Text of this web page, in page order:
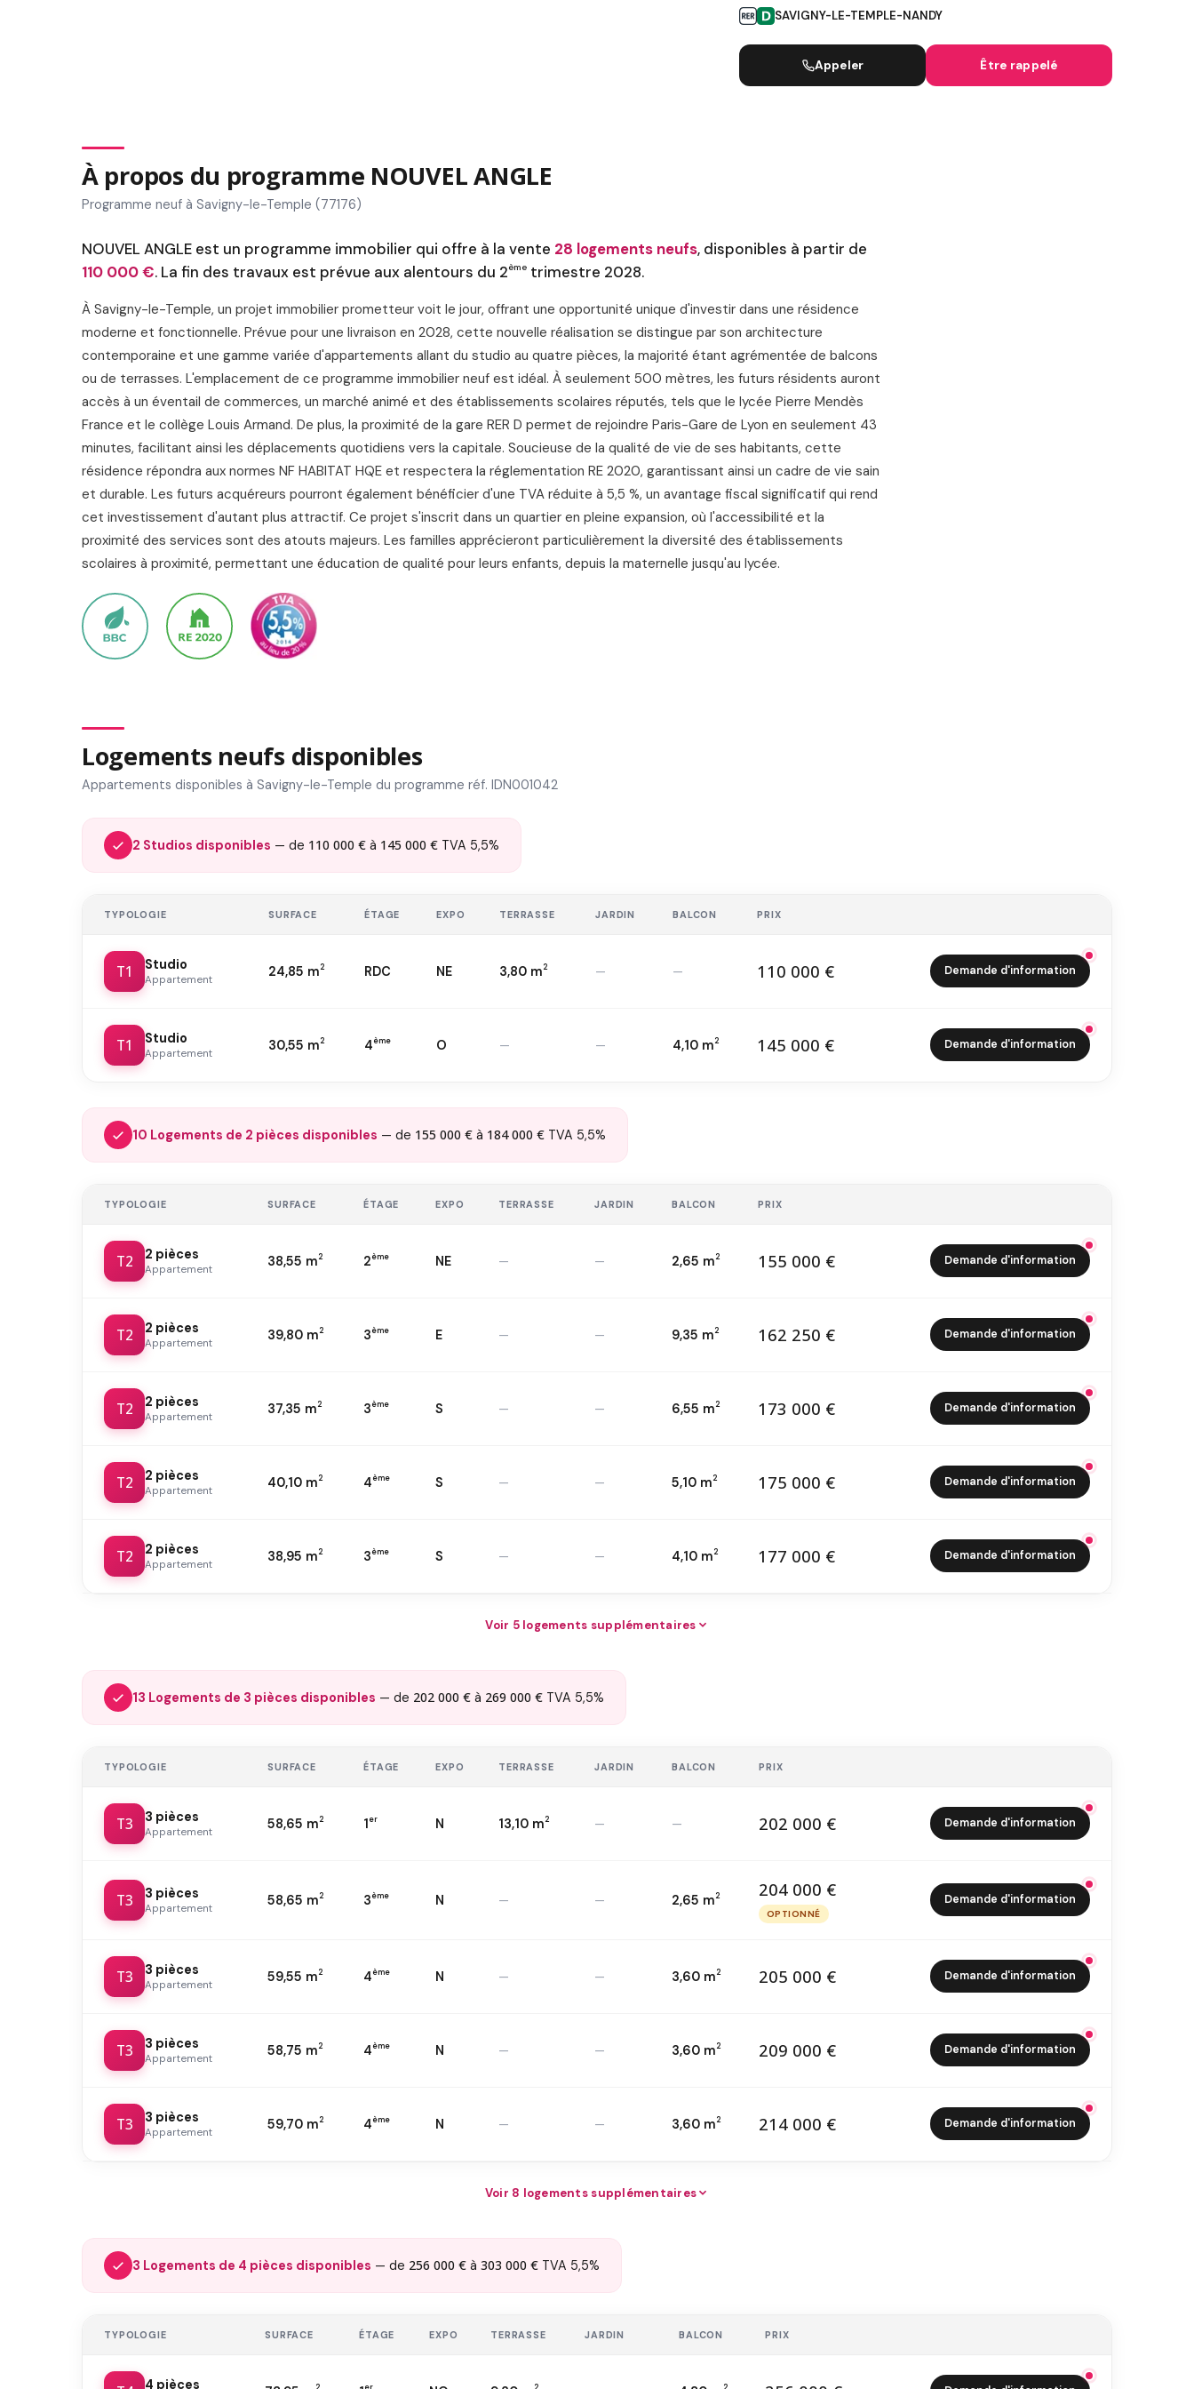
SAVIGNY-LE-TEMPLE-NANDY
Appeler Être rappelé
À propos du programme NOUVEL ANGLE
Programme neuf à Savigny-le-Temple (77176)
NOUVEL ANGLE est un programme immobilier qui offre à la vente 28 logements neufs, disponibles à partir de
110 000 €. La fin des travaux est prévue aux alentours du 2ème trimestre 2028.
À Savigny-le-Temple, un projet immobilier prometteur voit le jour, offrant une opportunité unique d'investir dans une résidence
moderne et fonctionnelle. Prévue pour une livraison en 2028, cette nouvelle réalisation se distingue par son architecture
contemporaine et une gamme variée d'appartements allant du studio au quatre pièces, la majorité étant agrémentée de balcons
ou de terrasses. L'emplacement de ce programme immobilier neuf est idéal. À seulement 500 mètres, les futurs résidents auront
accès à un éventail de commerces, un marché animé et des établissements scolaires réputés, tels que le lycée Pierre Mendès
France et le collège Louis Armand. De plus, la proximité de la gare RER D permet de rejoindre Paris-Gare de Lyon en seulement 43
minutes, facilitant ainsi les déplacements quotidiens vers la capitale. Soucieuse de la qualité de vie de ses habitants, cette
résidence répondra aux normes NF HABITAT HQE et respectera la réglementation RE 2020, garantissant ainsi un cadre de vie sain
et durable. Les futurs acquéreurs pourront également bénéficier d'une TVA réduite à 5,5 %, un avantage fiscal significatif qui rend
cet investissement d'autant plus attractif. Ce projet s'inscrit dans un quartier en pleine expansion, où l'accessibilité et la
proximité des services sont des atouts majeurs. Les familles apprécieront particulièrement la diversité des établissements
scolaires à proximité, permettant une éducation de qualité pour leurs enfants, depuis la maternelle jusqu'au lycée.
Logements neufs disponibles
Appartements disponibles à Savigny-le-Temple du programme réf. IDN001042
2 Studios disponibles — de 110 000 € à 145 000 € TVA 5,5%
TYPOLOGIE SURFACE ÉTAGE EXPO TERRASSE JARDIN BALCON PRIX
T1 Studio
Appartement
24,85 m2 RDC NE 3,80 m2 — — 110 000 € Demande d'information
T1 Studio
Appartement
30,55 m2 4ème O — — 4,10 m2 145 000 € Demande d'information
10 Logements de 2 pièces disponibles — de 155 000 € à 184 000 € TVA 5,5%
TYPOLOGIE SURFACE ÉTAGE EXPO TERRASSE JARDIN BALCON PRIX
T2 2 pièces
Appartement
38,55 m2 2ème NE — — 2,65 m2 155 000 € Demande d'information
T2 2 pièces
Appartement
39,80 m2 3ème E — — 9,35 m2 162 250 € Demande d'information
T2 2 pièces
Appartement
37,35 m2 3ème S — — 6,55 m2 173 000 € Demande d'information
T2 2 pièces
Appartement
40,10 m2 4ème S — — 5,10 m2 175 000 € Demande d'information
T2 2 pièces
Appartement
38,95 m2 3ème S — — 4,10 m2 177 000 € Demande d'information
Voir 5 logements supplémentaires
13 Logements de 3 pièces disponibles — de 202 000 € à 269 000 € TVA 5,5%
TYPOLOGIE SURFACE ÉTAGE EXPO TERRASSE JARDIN BALCON PRIX
T3 3 pièces
Appartement
58,65 m2 1er N 13,10 m2 — — 202 000 € Demande d'information
T3 3 pièces
Appartement
58,65 m2 3ème N — — 2,65 m2 204 000 €
OPTIONNÉ
Demande d'information
204 000 €
OPTIONNÉ
T3 3 pièces
Appartement
59,55 m2 4ème N — — 3,60 m2 205 000 € Demande d'information
T3 3 pièces
Appartement
58,75 m2 4ème N — — 3,60 m2 209 000 € Demande d'information
T3 3 pièces
Appartement
59,70 m2 4ème N — — 3,60 m2 214 000 € Demande d'information
Voir 8 logements supplémentaires
3 Logements de 4 pièces disponibles — de 256 000 € à 303 000 € TVA 5,5%
TYPOLOGIE SURFACE ÉTAGE EXPO TERRASSE JARDIN BALCON PRIX
4 pièces